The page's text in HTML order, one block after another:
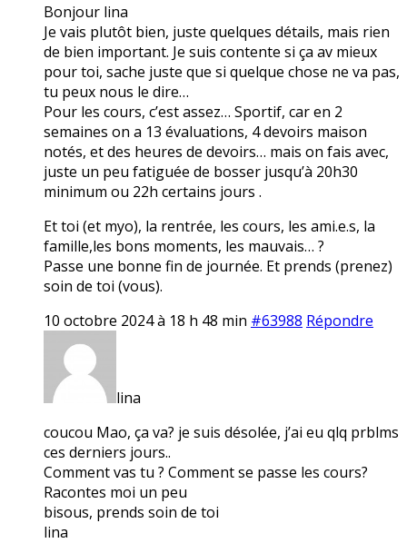
Bonjour lina
Je vais plutôt bien, juste quelques détails, mais rien
de bien important. Je suis contente si ça av mieux
pour toi, sache juste que si quelque chose ne va pas,
tu peux nous le dire…
Pour les cours, c’est assez… Sportif, car en 2
semaines on a 13 évaluations, 4 devoirs maison
notés, et des heures de devoirs… mais on fais avec,
juste un peu fatiguée de bosser jusqu’à 20h30
minimum ou 22h certains jours .
Et toi (et myo), la rentrée, les cours, les ami.e.s, la
famille,les bons moments, les mauvais… ?
Passe une bonne fin de journée. Et prends (prenez)
soin de toi (vous).
10 octobre 2024 à 18 h 48 min #63988 Répondre
lina
coucou Mao, ça va? je suis désolée, j’ai eu qlq prblms
ces derniers jours..
Comment vas tu ? Comment se passe les cours?
Racontes moi un peu
bisous, prends soin de toi
lina